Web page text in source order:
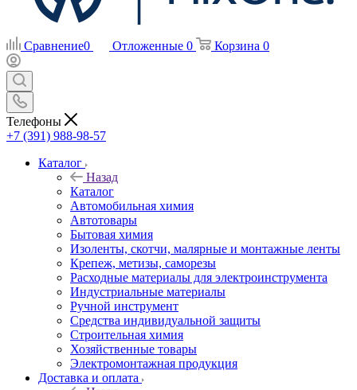
Сравнение0 Отложенные 0 Корзина 0
Телефоны
+7 (391) 988-98-57
Каталог
Назад
Каталог
Автомобильная химия
Автотовары
Бытовая химия
Изоленты, скотчи, малярные и монтажные ленты
Крепеж, метизы, саморезы
Расходные материалы для электроинструмента
Индустриальные материалы
Ручной инструмент
Средства индивидуальной защиты
Строительная химия
Хозяйственные товары
Электромонтажная продукция
Доставка и оплата